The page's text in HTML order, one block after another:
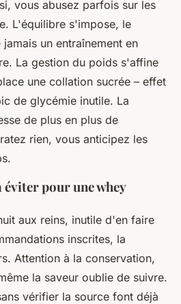
vous abusez parfois sur les
L'équilibre s'impose, le
un entraînement en
La gestion du poids s'affine
une collation sucrée – effet
de glycémie inutile. La
de plus en plus de
rien, vous anticipez les
éviter pour une whey
aux reins, inutile d'en faire
inscrites, la
Attention à la conservation,
la saveur oublie de suivre.
vérifier la source font déjà